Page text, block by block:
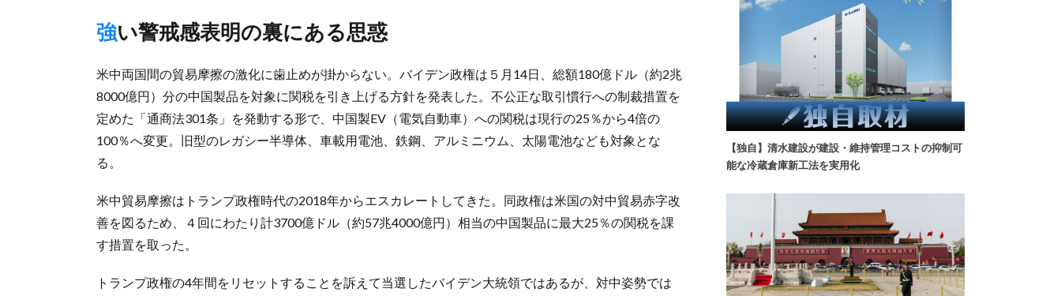
強い警戒感表明の裏にある思惑
米中両国間の貿易摩擦の激化に歯止めが掛からない。バイデン政権は５月14日、総額180億ドル（約2兆
8000億円）分の中国製品を対象に関税を引き上げる方針を発表した。不公正な取引慣行への制裁措置を
定めた「通商法301条」を発動する形で、中国製EV（電気自動車）への関税は現行の25％から4倍の
100％へ変更。旧型のレガシー半導体、車載用電池、鉄鋼、アルミニウム、太陽電池なども対象とな
る。
米中貿易摩擦はトランプ政権時代の2018年からエスカレートしてきた。同政権は米国の対中貿易赤字改
善を図るため、４回にわたり計3700億ドル（約57兆4000億円）相当の中国製品に最大25％の関税を課
す措置を取った。
トランプ政権の4年間をリセットすることを訴えて当選したバイデン大統領ではあるが、対中姿勢では
【独自】清水建設が建設・維持管理コストの抑制可
能な冷蔵倉庫新工法を実用化